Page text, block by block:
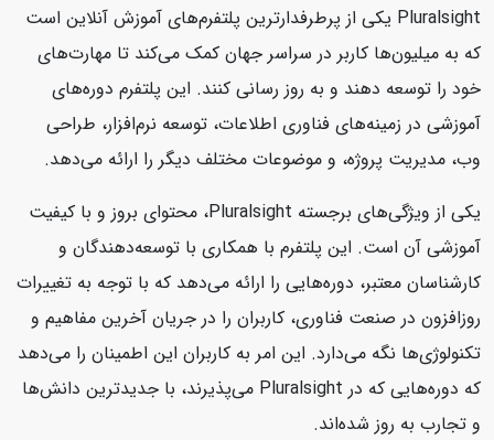
Pluralsight یکی از پرطرفدارترین پلتفرم‌های آموزش آنلاین است
که به میلیون‌ها کاربر در سراسر جهان کمک می‌کند تا مهارت‌های
خود را توسعه دهند و به روز رسانی کنند. این پلتفرم دوره‌های
آموزشی در زمینه‌های فناوری اطلاعات، توسعه نرم‌افزار، طراحی
وب، مدیریت پروژه، و موضوعات مختلف دیگر را ارائه می‌دهد.
یکی از ویژگی‌های برجسته Pluralsight، محتوای بروز و با کیفیت
آموزشی آن است. این پلتفرم با همکاری با توسعه‌دهندگان و
کارشناسان معتبر، دوره‌هایی را ارائه می‌دهد که با توجه به تغییرات
روزافزون در صنعت فناوری، کاربران را در جریان آخرین مفاهیم و
تکنولوژی‌ها نگه می‌دارد. این امر به کاربران این اطمینان را می‌دهد
که دوره‌هایی که در Pluralsight می‌پذیرند، با جدیدترین دانش‌ها
و تجارب به روز شده‌اند.